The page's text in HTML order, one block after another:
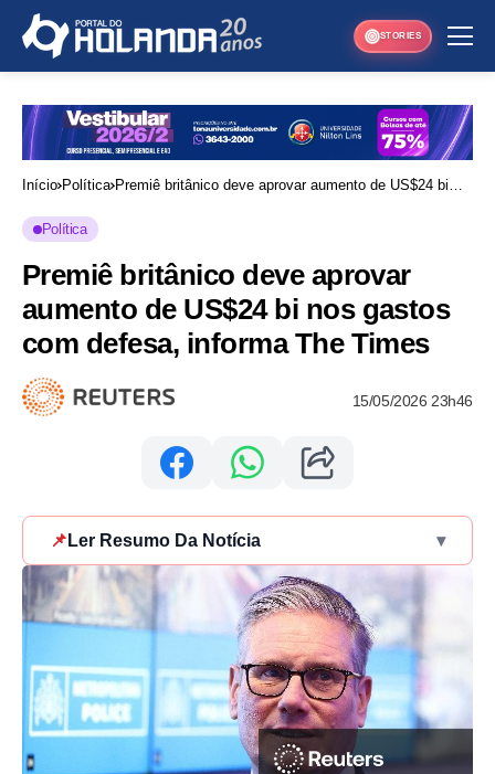
STORIES
Início Política Premiê britânico deve aprovar aumento de US$24 bi
Política
Premiê britânico deve aprovar
aumento de US$24 bi nos gastos
com defesa, informa The Times
15/05/2026 23h46
📌 Ler Resumo Da Notícia ▾